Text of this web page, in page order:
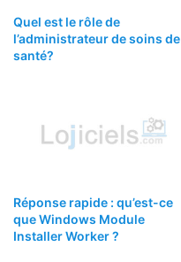
Quel est le rôle de
l’administrateur de soins de
santé?
Réponse rapide : qu’est-ce
que Windows Module
Installer Worker ?